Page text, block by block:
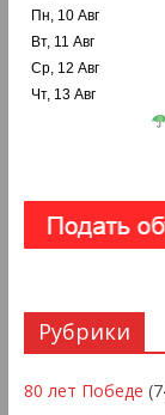
Пн, 10 Авг
Вт, 11 Авг
Ср, 12 Авг
Чт, 13 Авг
Рубрики
80 лет Победе